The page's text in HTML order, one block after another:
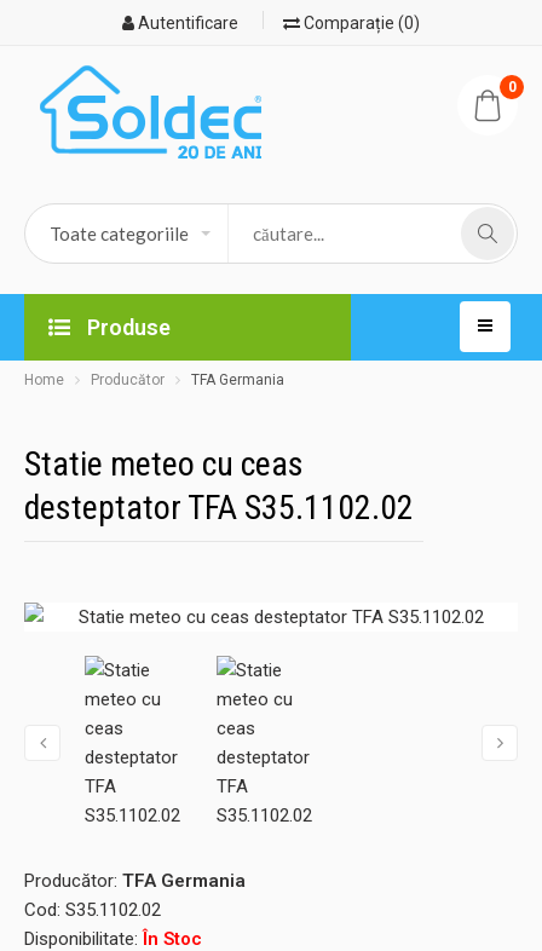
Autentificare Comparație (0)
0
Produse
Home Producător TFA Germania
Statie meteo cu ceas
desteptator TFA S35.1102.02
Producător: TFA Germania
Cod: S35.1102.02
Disponibilitate: În Stoc